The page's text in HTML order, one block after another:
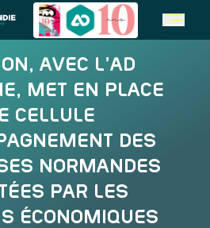
EN NORMANDIE
?
missions
recherche des talents
AVEC L’AD
MET EN PLACE
CELLULE
DES
NORMANDES
PAR LES
ÉCONOMIQUES